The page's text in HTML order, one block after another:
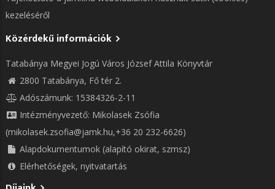
kezeléséről
Közérdekű információk
Tatabánya Megyei Jogú Város József Attila Könyvtár
2800 Tatabánya, Fő tér 2.
Adószámunk: 15384326-2-11
Intézményvezető: Mikolasek Zsófia
(mikolasek.zsofia@jamk.hu,+36 20 232-6626)
Alapdokumentumok (alapító okirat, szmsz)
Elérhetőségek, nyitvatartás